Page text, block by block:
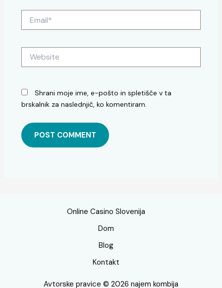
Shrani moje ime, e-pošto in spletišče v ta
brskalnik za naslednjič, ko komentiram.
Online Casino Slovenija
Dom
Blog
Kontakt
Avtorske pravice © 2026 najem kombija